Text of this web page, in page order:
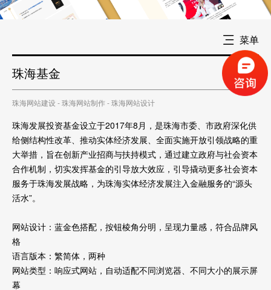
菜单
珠海基金
珠海网站建设 - 珠海网站制作 - 珠海网站设计
珠海发展投资基金设立于2017年8月，是珠海市委、市政府深化供
给侧结构性改革、推动实体经济发展、全面实施开放引领战略的重
大举措，旨在创新产业招商与扶持模式，通过建立政府与社会资本
合作机制，切实发挥基金的引导放大效应，引导撬动更多社会资本
服务于珠海发展战略，为珠海实体经济发展注入金融服务的“源头
活水”。
网站设计：蓝金色搭配，按钮棱角分明，呈现力量感，符合品牌风
格
语言版本：繁简体，两种
网站类型：响应式网站，自动适配不同浏览器、不同大小的展示屏
幕